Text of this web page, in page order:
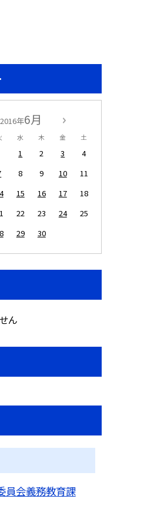
2016年6月
水 木 金 土
1 2 3
4
8 9 10
11
15 16 17
18
22 23 24
25
29 30
ん
員会義務教育課